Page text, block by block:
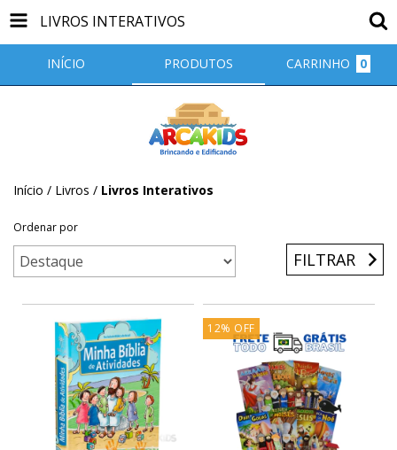
LIVROS INTERATIVOS
INÍCIO PRODUTOS CARRINHO 0
Início / Livros / Livros Interativos
Ordenar por
FILTRAR
12% OFF